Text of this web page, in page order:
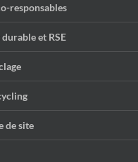
responsables
et RSE
de site